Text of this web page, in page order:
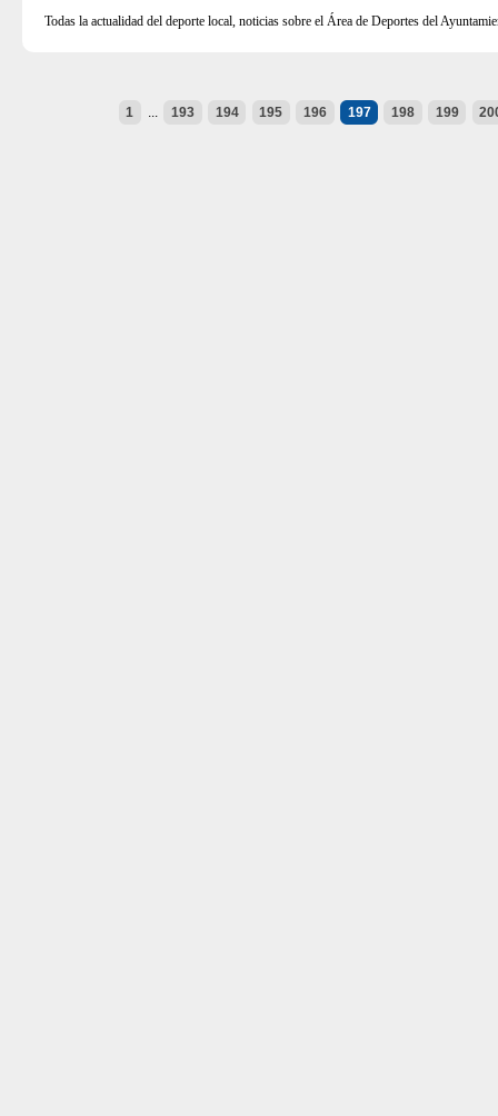
Todas la actualidad del deporte local, noticias sobre el Área de Deportes del
1 193 194 195 196 197 198 199